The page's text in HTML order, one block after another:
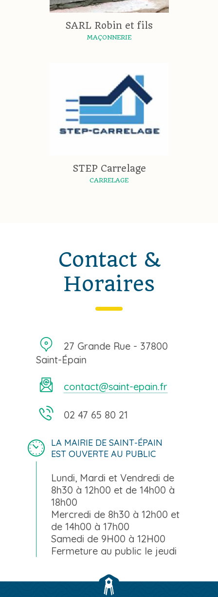
SARL Robin et fils
MAÇONNERIE
STEP Carrelage
CARRELAGE
Contact &
Horaires
27 Grande Rue - 37800
Saint-Épain
contact@saint-epain.fr
02 47 65 80 21
LA MAIRIE DE SAINT-ÉPAIN
EST OUVERTE AU PUBLIC
Lundi, Mardi et Vendredi de
8h30 à 12h00 et de 14h00 à
18h00
Mercredi de 8h30 à 12h00 et
de 14h00 à 17h00
Samedi de 9H00 à 12H00
Fermeture au public le jeudi